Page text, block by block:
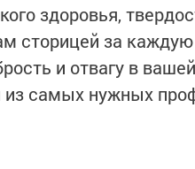
здоровья,
сторицей за
и отвагу в
из самых нужных